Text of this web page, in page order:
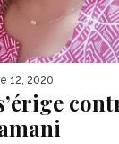
12, 2020